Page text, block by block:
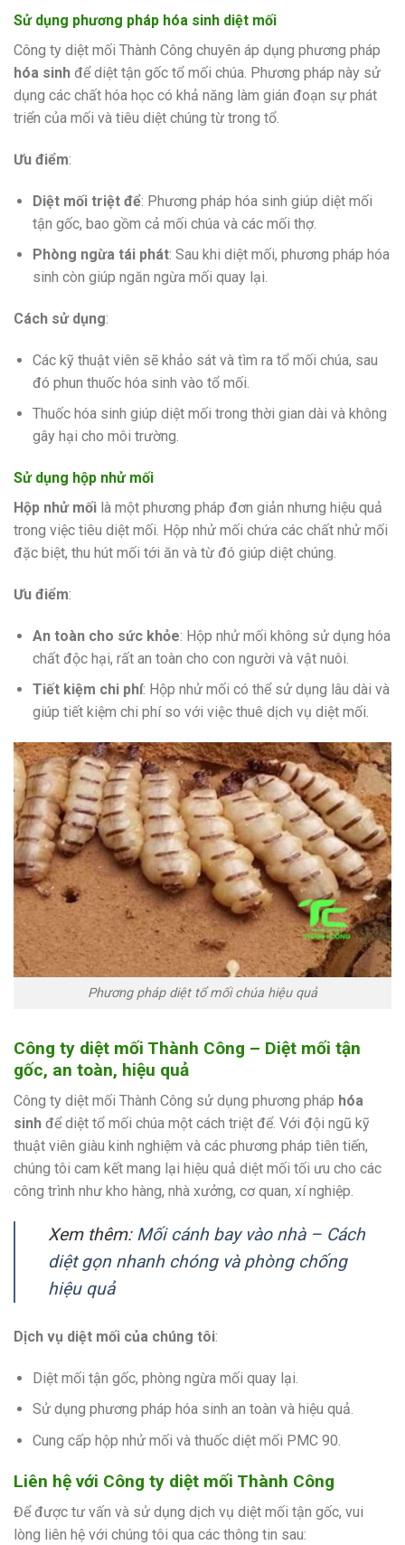
Sử dụng phương pháp hóa sinh diệt mối
Công ty diệt mối Thành Công chuyên áp dụng phương pháp
hóa sinh để diệt tận gốc tổ mối chúa. Phương pháp này sử
dụng các chất hóa học có khả năng làm gián đoạn sự phát
triển của mối và tiêu diệt chúng từ trong tổ.
Ưu điểm:
Diệt mối triệt để: Phương pháp hóa sinh giúp diệt mối
tận gốc, bao gồm cả mối chúa và các mối thợ.
Phòng ngừa tái phát: Sau khi diệt mối, phương pháp hóa
sinh còn giúp ngăn ngừa mối quay lại.
Cách sử dụng:
Các kỹ thuật viên sẽ khảo sát và tìm ra tổ mối chúa, sau
đó phun thuốc hóa sinh vào tổ mối.
Thuốc hóa sinh giúp diệt mối trong thời gian dài và không
gây hại cho môi trường.
Sử dụng hộp nhử mối
Hộp nhử mối là một phương pháp đơn giản nhưng hiệu quả
trong việc tiêu diệt mối. Hộp nhử mối chứa các chất nhử mối
đặc biệt, thu hút mối tới ăn và từ đó giúp diệt chúng.
Ưu điểm:
An toàn cho sức khỏe: Hộp nhử mối không sử dụng hóa
chất độc hại, rất an toàn cho con người và vật nuôi.
Tiết kiệm chi phí: Hộp nhử mối có thể sử dụng lâu dài và
giúp tiết kiệm chi phí so với việc thuê dịch vụ diệt mối.
Phương pháp diệt tổ mối chúa hiệu quả
Công ty diệt mối Thành Công – Diệt mối tận
gốc, an toàn, hiệu quả
Công ty diệt mối Thành Công sử dụng phương pháp hóa
sinh để diệt tổ mối chúa một cách triệt để. Với đội ngũ kỹ
thuật viên giàu kinh nghiệm và các phương pháp tiên tiến,
chúng tôi cam kết mang lại hiệu quả diệt mối tối ưu cho các
công trình như kho hàng, nhà xưởng, cơ quan, xí nghiệp.
Xem thêm: Mối cánh bay vào nhà – Cách
diệt gọn nhanh chóng và phòng chống
hiệu quả
Dịch vụ diệt mối của chúng tôi:
Diệt mối tận gốc, phòng ngừa mối quay lại.
Sử dụng phương pháp hóa sinh an toàn và hiệu quả.
Cung cấp hộp nhử mối và thuốc diệt mối PMC 90.
Liên hệ với Công ty diệt mối Thành Công
Để được tư vấn và sử dụng dịch vụ diệt mối tận gốc, vui
lòng liên hệ với chúng tôi qua các thông tin sau: